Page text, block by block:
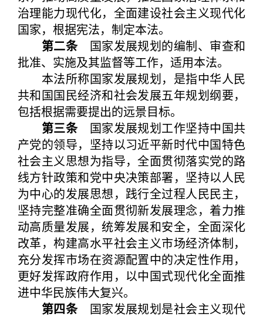
治理能力现代化，全面建设社会主义现代化
国家，根据宪法，制定本法。
第二条国家发展规划的编制、审查和
批准、实施及其监督等工作，适用本法。
本法所称国家发展规划，是指中华人民
共和国国民经济和社会发展五年规划纲要，
包括根据需要提出的远景目标。
第三条国家发展规划工作坚持中国共
产党的领导，坚持以习近平新时代中国特色
社会主义思想为指导，全面贯彻落实党的路
线方针政策和党中央决策部署，坚持以人民
为中心的发展思想，践行全过程人民民主，
坚持完整准确全面贯彻新发展理念，着力推
动高质量发展，统筹发展和安全，全面深化
改革，构建高水平社会主义市场经济体制，
充分发挥市场在资源配置中的决定性作用，
更好发挥政府作用，以中国式现代化全面推
进中华民族伟大复兴。
第四条国家发展规划是社会主义现代